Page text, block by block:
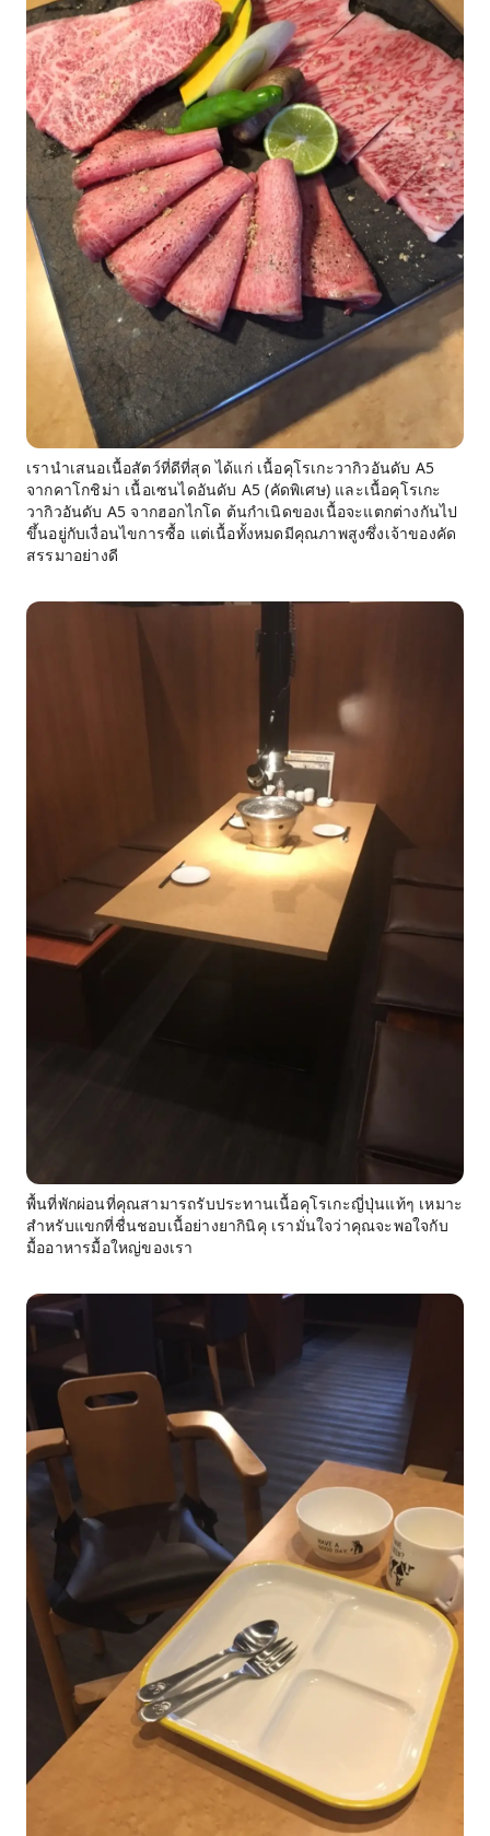
เรานำเสนอเนื้อสัตว์ที่ดีที่สุด ได้แก่ เนื้อคุโรเกะวากิวอันดับ A5
จากคาโกชิม่า เนื้อเซนไดอันดับ A5 (คัดพิเศษ) และเนื้อคุโรเกะ
วากิวอันดับ A5 จากฮอกไกโด ต้นกำเนิดของเนื้อจะแตกต่างกันไป
ขึ้นอยู่กับเงื่อนไขการซื้อ แต่เนื้อทั้งหมดมีคุณภาพสูงซึ่งเจ้าของคัด
สรรมาอย่างดี
พื้นที่พักผ่อนที่คุณสามารถรับประทานเนื้อคุโรเกะญี่ปุ่นแท้ๆ เหมาะ
สำหรับแขกที่ชื่นชอบเนื้อย่างยากินิคุ เรามั่นใจว่าคุณจะพอใจกับ
มื้ออาหารมื้อใหญ่ของเรา